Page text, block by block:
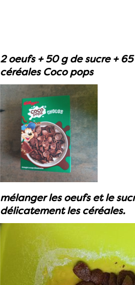
2 oeufs + 50 g de sucre +
céréales Coco pops
mélanger les oeufs et le
délicatement les céréales.